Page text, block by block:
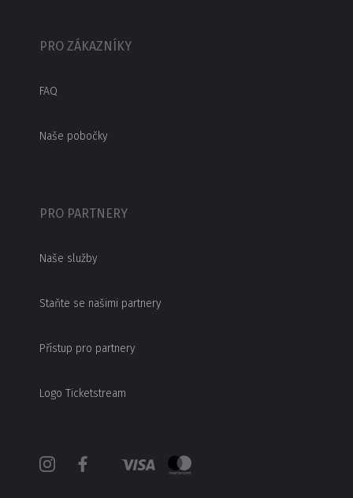
PRO ZÁKAZNÍKY
FAQ
Naše pobočky
PRO PARTNERY
Naše služby
Staňte se našimi partnery
Přístup pro partnery
Logo Ticketstream